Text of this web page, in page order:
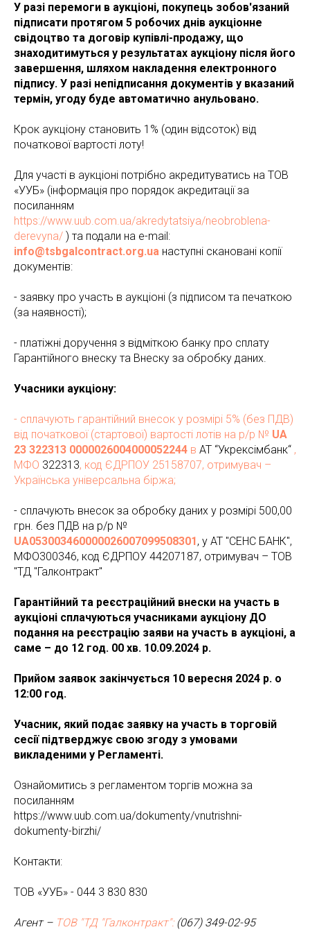
У разі перемоги в аукціоні, покупець зобов'язаний
підписати протягом 5 робочих днів аукціонне
свідоцтво та договір купівлі-продажу, що
знаходитимуться у результатах аукціону після його
завершення, шляхом накладення електронного
підпису. У разі непідписання документів у вказаний
термін, угоду буде автоматично анульовано.
Крок аукціону становить 1% (один відсоток) від
початкової вартості лоту!
Для участі в аукціоні потрібно акредитуватись на ТОВ
«УУБ» (інформація про порядок акредитації за
посиланням
https://www.uub.com.ua/akredytatsiya/neobroblena-
derevyna/ ) та подали на e-mail:
info@tsbgalcontract.org.ua наступні скановані копії
документів:
- заявку про участь в аукціоні (з підписом та печаткою
(за наявності);
- платіжні доручення з відміткою банку про сплату
Гарантійного внеску та Внеску за обробку даних.
Учасники аукціону:
- сплачують гарантійний внесок у розмірі 5% (без ПДВ)
від початкової (стартової) вартості лотів на р/р № UA
23 322313 0000026004000052244 в АТ “Укрексімбанк“ ,
МФО 322313, код ЄДРПОУ 25158707, отримувач –
Українська універсальна біржа;
- сплачують внесок за обробку даних у розмірі 500,00
грн. без ПДВ на р/р №
UA053003460000026007099508301, у АТ "СЕНС БАНК",
МФО300346, код ЄДРПОУ 44207187, отримувач – ТОВ
"ТД "Галконтракт"
Гарантійний та реєстраційний внески на участь в
аукціоні сплачуються учасниками аукціону ДО
подання на реєстрацію заяви на участь в аукціоні, а
саме – до 12 год. 00 хв. 10.09.2024 р.
Прийом заявок закінчується 10 вересня 2024 р. о
12:00 год.
Учасник, який подає заявку на участь в торговій
сесії підтверджує свою згоду з умовами
викладеними у Регламенті.
Ознайомитись з регламентом торгів можна за
посиланням
https://www.uub.com.ua/dokumenty/vnutrishni-
dokumenty-birzhi/
Контакти:
ТОВ «УУБ» - 044 3 830 830
Агент – ТОВ "ТД "Галконтракт": (067) 349-02-95